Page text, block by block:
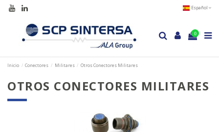
Español
0
Inicio Conectores Militares Otros Conectores Militares
OTROS CONECTORES MILITARES